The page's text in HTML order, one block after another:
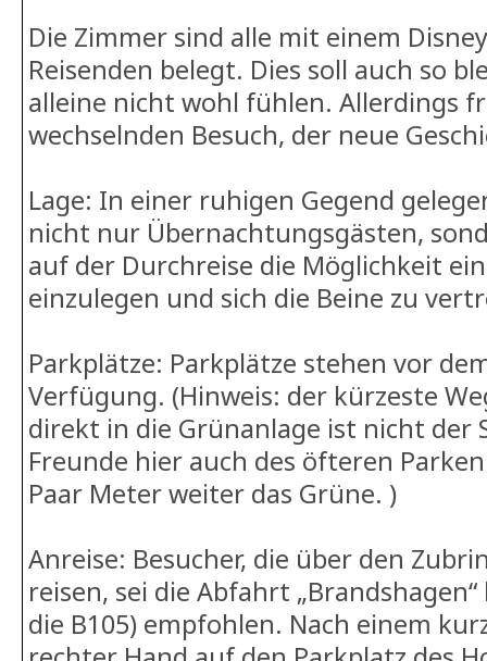
Die Zimmer sind alle mit einem
Reisenden belegt. Dies soll auch so
alleine nicht wohl fühlen. Allerdings
wechselnden Besuch, der neue
Lage: In einer ruhigen Gegend
nicht nur Übernachtungsgästen,
auf der Durchreise die Möglichkeit
einzulegen und sich die Beine zu
Parkplätze: Parkplätze stehen vor
Verfügung. (Hinweis: der kürzeste
direkt in die Grünanlage ist nicht der
Freunde hier auch des öfteren
Paar Meter weiter das Grüne. )
Anreise: Besucher, die über den
reisen, sei die Abfahrt „Brandshagen“
die B105) empfohlen. Nach einem